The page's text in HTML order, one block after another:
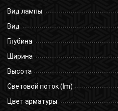
Вид лампы
Вид
Глубина
Ширина
Высота
Световой поток (lm)
Цвет арматуры